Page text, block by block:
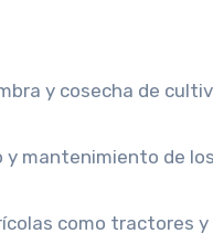
y cosecha de
y mantenimiento de
como tractores